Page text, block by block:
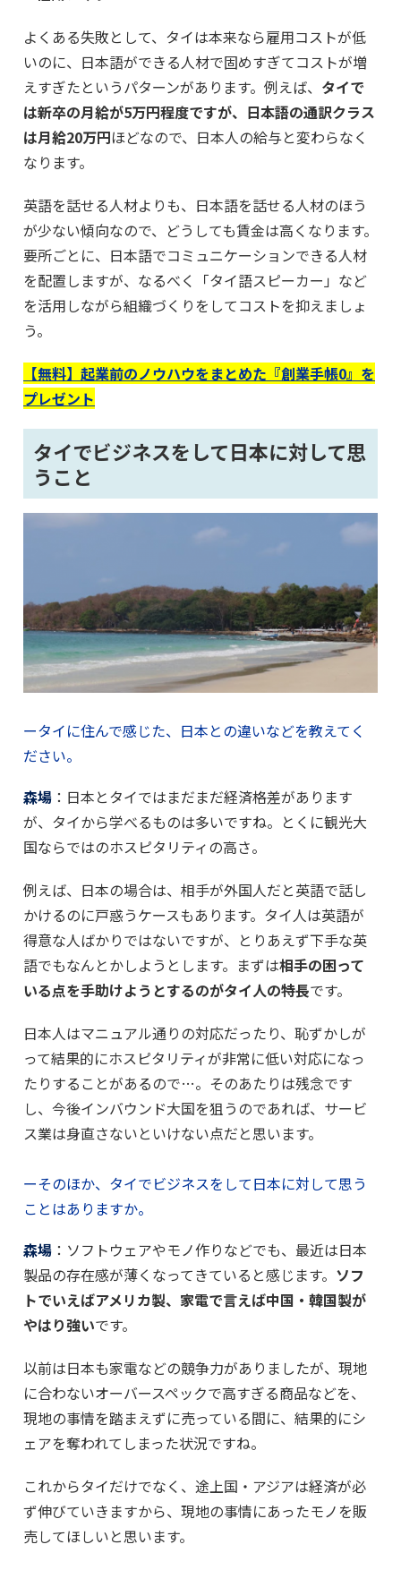
よくある失敗として、タイは本来なら雇用コストが低
いのに、日本語ができる人材で固めすぎてコストが増
えすぎたというパターンがあります。例えば、 タイで
は新卒の月給が5万円程度ですが、日本語の通訳クラス
は月給20万円ほどなので、日本人の給与と変わらなく
なります。
英語を話せる人材よりも、日本語を話せる人材のほう
が少ない傾向なので、どうしても賃金は高くなります。
要所ごとに、日本語でコミュニケーションできる人材
を配置しますが、なるべく「タイ語スピーカー」など
を活用しながら組織づくりをしてコストを抑えましょ
う。
【無料】起業前のノウハウをまとめた『創業手帳0』を
プレゼント
タイでビジネスをして日本に対して思
うこと
ータイに住んで感じた、日本との違いなどを教えてく
ださい。
森場 ：日本とタイではまだまだ経済格差があります
が、タイから学べるものは多いですね。とくに観光大
国ならではのホスピタリティの高さ。
例えば、日本の場合は、相手が外国人だと英語で話し
かけるのに戸惑うケースもあります。タイ人は英語が
得意な人ばかりではないですが、とりあえず下手な英
語でもなんとかしようとします。まずは相手の困って
いる点を手助けようとするのがタイ人の特長です。
日本人はマニュアル通りの対応だったり、恥ずかしが
って結果的にホスピタリティが非常に低い対応になっ
たりすることがあるので…。そのあたりは残念です
し、今後インバウンド大国を狙うのであれば、サービ
ス業は身直さないといけない点だと思います。
ーそのほか、タイでビジネスをして日本に対して思う
ことはありますか。
森場 ：ソフトウェアやモノ作りなどでも、最近は日本
製品の存在感が薄くなってきていると感じます。 ソフ
トでいえばアメリカ製、家電で言えば中国・韓国製が
やはり強いです。
以前は日本も家電などの競争力がありましたが、現地
に合わないオーバースペックで高すぎる商品などを、
現地の事情を踏まえずに売っている間に、結果的にシ
ェアを奪われてしまった状況ですね。
これからタイだけでなく、途上国・アジアは経済が必
ず伸びていきますから、現地の事情にあったモノを販
売してほしいと思います。